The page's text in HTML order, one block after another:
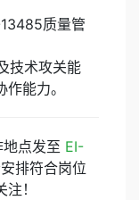
质量管
技术攻关能
能力。
点发至 EI-
排符合岗位
！